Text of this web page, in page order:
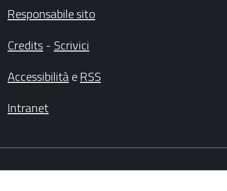
Responsabile sito
Credits- Scrivici
AccessibilitàeRSS
Intranet